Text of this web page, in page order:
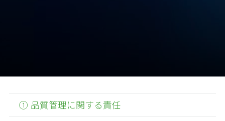
① 品質管理に関する責任